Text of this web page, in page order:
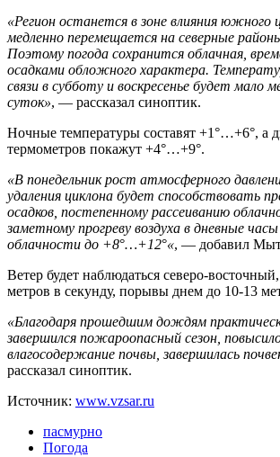
«Регион останется в зоне влияния южного
медленно перемещается на северные
Поэтому погода сохранится облачная,
осадками обложного характера.
связи в субботу и воскресенье будет мало
суток», — рассказал синоптик.
Ночные температуры составят +1°…+6°, а
термометров покажут +4°…+9°.
«В понедельник рост атмосферного
удаления циклона будет способствовать
осадков, постепенному рассеиванию
заметному прогреву воздуха в дневные
облачности до +8°…+12°«, — добавил
Ветер будет наблюдаться северо-
метров в секунду, порывы днем до 10-13
«Благодаря прошедшим дождям
завершился пожароопасный сезон,
влагосодержание почвы, завершилась
рассказал синоптик.
Источник: www.vzsar.ru
пасмурно
Погода